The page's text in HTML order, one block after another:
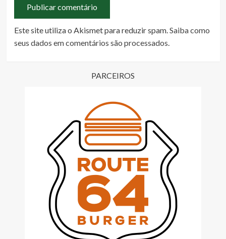
Este site utiliza o Akismet para reduzir spam. Saiba como
seus dados em comentários são processados
PARCEIROS